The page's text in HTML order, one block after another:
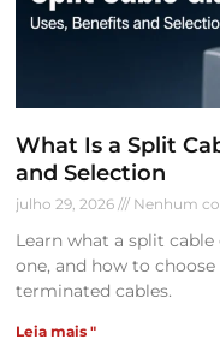
What Is a Split
and Selection
julho 29, 2026 Nenhum
Learn what a split
one, and how to
terminated cables.
Leia mais "